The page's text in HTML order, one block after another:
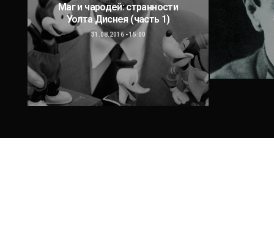
Маг и чародей: странности
Уолта Диснея (часть 1)
31.08.2016 - 15:00